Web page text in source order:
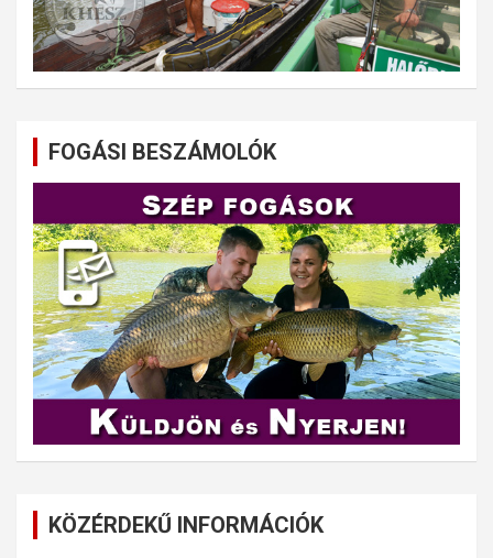
FOGÁSI BESZÁMOLÓK
KÖZÉRDEKŰ INFORMÁCIÓK